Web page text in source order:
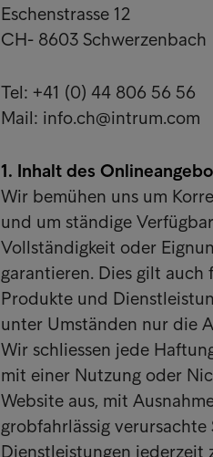
Eschenstrasse 12
CH- 8603 Schwerzenbach
Tel: +41 (0) 44 806 56 56
Mail: info.ch@intrum.com
1. Inhalt des
Wir bemühen uns um
und um ständige
Vollständigkeit oder
garantieren. Dies gilt
Produkte und
unter Umständen nur die
Wir schliessen jede
mit einer Nutzung oder
Website aus, mit
grobfahrlässig
Dienstleistungen jederzeit